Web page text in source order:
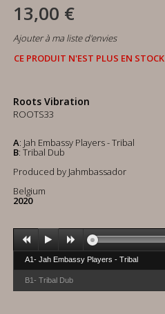
13,00 €
Ajouter à ma liste d'envies
CE PRODUIT N'EST PLUS EN STOCK
Roots Vibration
ROOTS33
A: Jah Embassy Players - Tribal
B: Tribal Dub
Produced by Jahmbassador
Belgium
2020
A1- Jah Embassy Players - Tribal
B1- Tribal Dub